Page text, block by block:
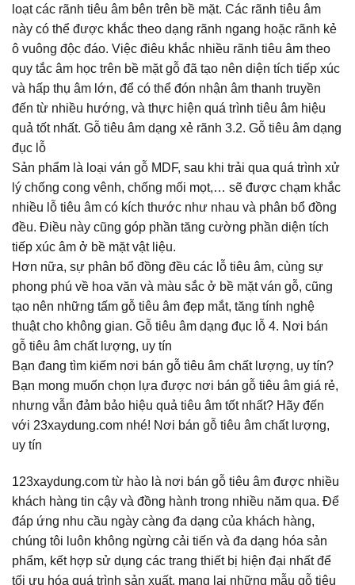
loạt các rãnh tiêu âm bên trên bề mặt. Các rãnh tiêu âm
này có thể được khắc theo dạng rãnh ngang hoặc rãnh kẻ
ô vuông độc đáo. Việc điêu khắc nhiều rãnh tiêu âm theo
quy tắc âm học trên bề mặt gỗ đã tạo nên diện tích tiếp xúc
và hấp thụ âm lớn, để có thể đón nhận âm thanh truyền
đến từ nhiều hướng, và thực hiện quá trình tiêu âm hiệu
quả tốt nhất. Gỗ tiêu âm dạng xẻ rãnh 3.2. Gỗ tiêu âm dạng
đục lỗ
Sản phẩm là loại ván gỗ MDF, sau khi trải qua quá trình xử
lý chống cong vênh, chống mối mọt,… sẽ được chạm khắc
nhiều lỗ tiêu âm có kích thước như nhau và phân bổ đồng
đều. Điều này cũng góp phần tăng cường phần diện tích
tiếp xúc âm ở bề mặt vật liệu.
Hơn nữa, sự phân bổ đồng đều các lỗ tiêu âm, cùng sự
phong phú về hoa văn và màu sắc ở bề mặt ván gỗ, cũng
tạo nên những tấm gỗ tiêu âm đẹp mắt, tăng tính nghệ
thuật cho không gian. Gỗ tiêu âm dạng đục lỗ 4. Nơi bán
gỗ tiêu âm chất lượng, uy tín
Bạn đang tìm kiếm nơi bán gỗ tiêu âm chất lượng, uy tín?
Bạn mong muốn chọn lựa được nơi bán gỗ tiêu âm giá rẻ,
nhưng vẫn đảm bảo hiệu quả tiêu âm tốt nhất? Hãy đến
với 23xaydung.com nhé! Nơi bán gỗ tiêu âm chất lượng,
uy tín
123xaydung.com từ hào là nơi bán gỗ tiêu âm được nhiều
khách hàng tin cậy và đồng hành trong nhiều năm qua. Để
đáp ứng nhu cầu ngày càng đa dạng của khách hàng,
chúng tôi luôn không ngừng cải tiến và đa dạng hóa sản
phẩm, kết hợp sử dụng các trang thiết bị hiện đại nhất để
tối ưu hóa quá trình sản xuất, mang lại những mẫu gỗ tiêu